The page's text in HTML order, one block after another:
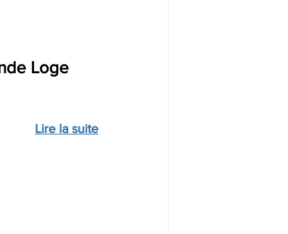
Loge
Lire la suite